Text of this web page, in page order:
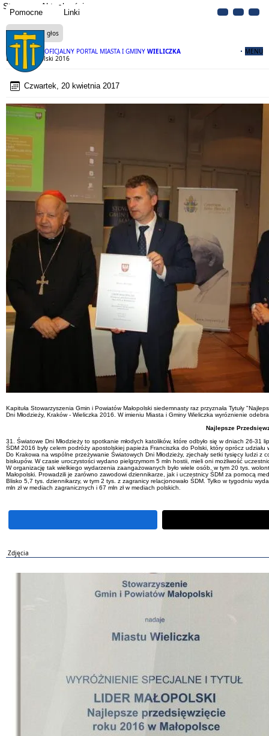
Pomocne Linki
OFICJALNY PORTAL MIASTA I GMINY WIELICZKA MENU
Strona Aktualności
Czytaj na głos
Lider Małopolski 2016
Czwartek, 20 kwietnia 2017
Kapituła Stowarzyszenia Gmin i Powiatów Małopolski siedemnasty raz przyznała Tytuły
Dni Młodzieży, Kraków - Wieliczka 2016. W imieniu Miasta i Gminy Wieliczka wyróznienie
Najlepsze
31. Światowe Dni Młodzieży to spotkanie młodych katolików, które odbyło się w dniach 26-31
ŚDM 2016 były celem podróży apostolskiej papieża Franciszka do Polski, który oprócz
Do Krakowa na wspólne przeżywanie Światowych Dni Młodzieży, zjechały setki tysięcy ludzi
biskupów. W czasie uroczystości wydano pielgrzymom 5 mln hostii, mieli oni możliwość
W organizację tak wielkiego wydarzenia zaangażowanych było wiele osób, w tym 20 tys.
Małopolski. Prowadzili je zarówno zawodowi dziennikarze, jak i uczestnicy ŚDM za pomocą
Blisko 5,7 tys. dziennikarzy, w tym 2 tys. z zagranicy relacjonowało ŚDM. Tylko w tygodniu
mln zł w mediach zagranicznych i 67 mln zł w mediach polskich.
Zdjęcia